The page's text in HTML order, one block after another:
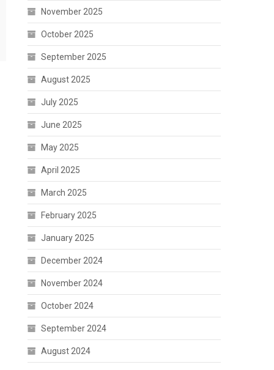
November 2025
October 2025
September 2025
August 2025
July 2025
June 2025
May 2025
April 2025
March 2025
February 2025
January 2025
December 2024
November 2024
October 2024
September 2024
August 2024